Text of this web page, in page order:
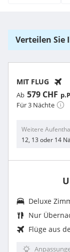
Verteilen Sie
MIT FLUG
Ab 579 CHF
Für 3 Nächte
Weitere
12, 13 oder 14
Deluxe
Nur
Flüge aus